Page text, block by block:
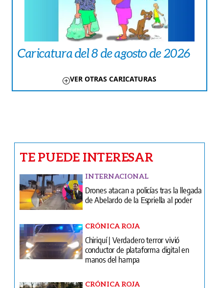
Caricatura del 8 de agosto de 2026
VER OTRAS CARICATURAS
Drones atacan a policías tras la llegada
de Abelardo de la Espriella al poder
CRÓNICA ROJA
Chiriquí | Verdadero terror vivió
conductor de plataforma digital en
CRÓNICA ROJA
Endiablado se metió a la casa de su
exsuegro y los hizo vivir minutos de